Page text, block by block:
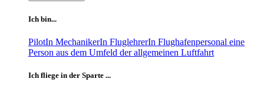
Ich bin...
PilotIn MechanikerIn FluglehrerIn Flughafenpersonal eine
Person aus dem Umfeld der allgemeinen Luftfahrt
Ich fliege in der Sparte ...